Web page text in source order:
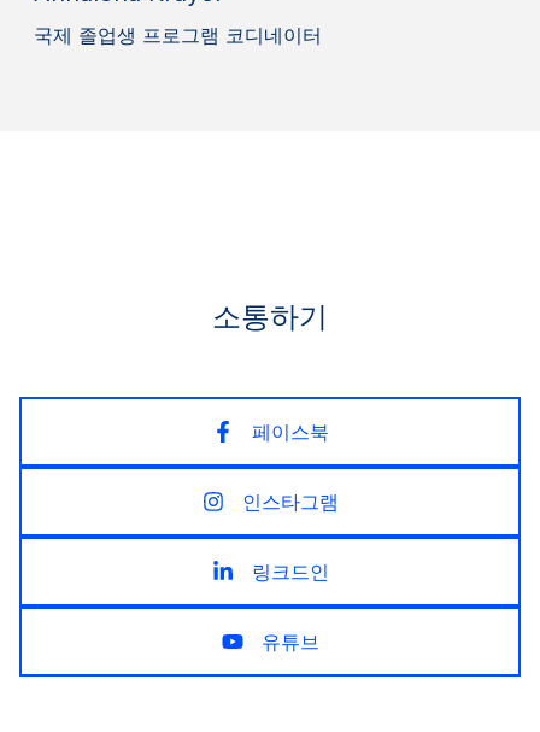
국제 졸업생 프로그램 코디네이터
소통하기
페이스북
인스타그램
링크드인
유튜브